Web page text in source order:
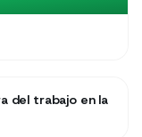
del trabajo en la